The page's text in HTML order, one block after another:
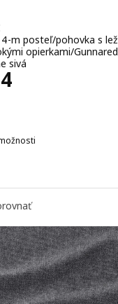
ležadlom, Gunnared
m posteľ/pohovka s
opierkami/Gunnared
sivá
€ 364
VIMLE, Poťah 4-m